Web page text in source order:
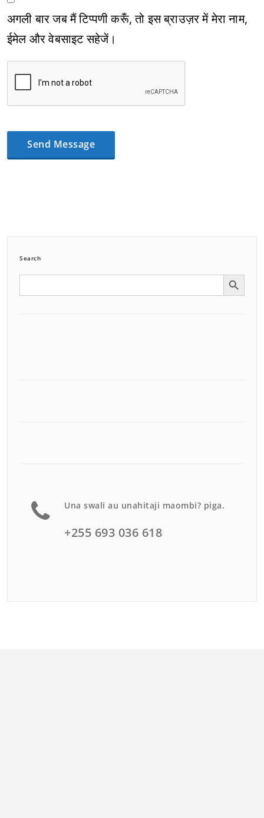
अगली बार जब मैं टिप्पणी करूँ, तो इस ब्राउज़र में मेरा नाम,
ईमेल और वेबसाइट सहेजें।
Search
Search Search Button
Una swali au unahitaji maombi? piga.
+255 693 036 618